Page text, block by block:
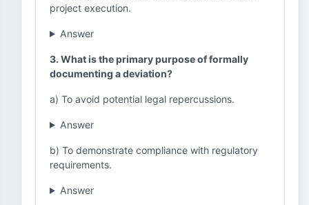
project execution.
Answer
3. What is the primary purpose of formally
documenting a deviation?
a) To avoid potential legal repercussions.
Answer
b) To demonstrate compliance with regulatory
requirements.
Answer